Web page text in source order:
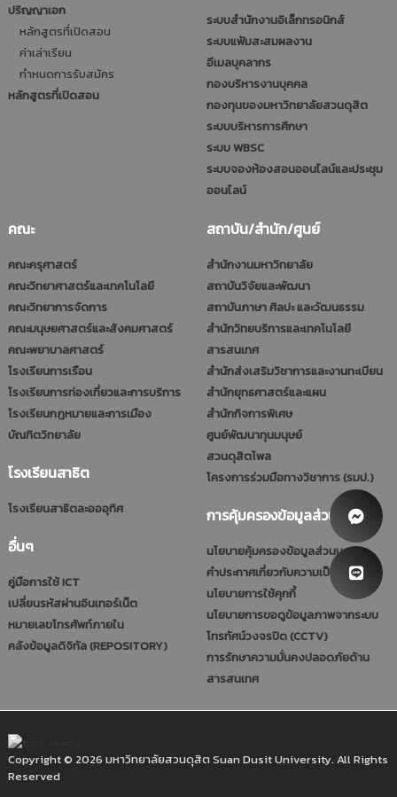
ปริญญาเอก
หลักสูตรที่เปิดสอน
ค่าเล่าเรียน
กำหนดการรับสมัคร
หลักสูตรที่เปิดสอน
ระบบสำนักงานอิเล็กทรอนิกส์
ระบบแฟ้มสะสมผลงาน
อีเมลบุคลากร
กองบริหารงานบุคคล
กองทุนของมหาวิทยาลัยสวนดุสิต
ระบบบริหารการศึกษา
ระบบ WBSC
ระบบจองห้องสอนออนไลน์และประชุม
ออนไลน์
คณะ
คณะครุศาสตร์
คณะวิทยาศาสตร์และเทคโนโลยี
คณะวิทยาการจัดการ
คณะมนุษยศาสตร์และสังคมศาสตร์
คณะพยาบาลศาสตร์
โรงเรียนการเรือน
โรงเรียนการท่องเที่ยวและการบริการ
โรงเรียนกฎหมายและการเมือง
บัณฑิตวิทยาลัย
โรงเรียนสาธิต
โรงเรียนสาธิตละอออุทิศ
อื่นๆ
คู่มือการใช้ ICT
เปลี่ยนรหัสผ่านอินเทอร์เน็ต
หมายเลขโทรศัพท์ภายใน
คลังข้อมูลดิจิทัล (REPOSITORY)
สถาบัน/สำนัก/ศูนย์
สำนักงานมหาวิทยาลัย
สถาบันวิจัยและพัฒนา
สถาบันภาษา ศิลปะ และวัฒนธรรม
สำนักวิทยบริการและเทคโนโลยี
สารสนเทศ
สำนักส่งเสริมวิชาการและงานทะเบียน
สำนักยุทธศาสตร์และแผน
สำนักกิจการพิเศษ
ศูนย์พัฒนาทุนมนุษย์
สวนดุสิตโพล
โครงการร่วมมือทางวิชาการ (รมป.)
การคุ้มครองข้อมูลส่วนบุคคล
นโยบายคุ้มครองข้อมูลส่วนบุคคล
คำประกาศเกี่ยวกับความเป็นส่วนตัว
นโยบายการใช้คุกกี้
นโยบายการขอดูข้อมูลภาพจากระบบ
โทรทัศน์วงจรปิด (CCTV)
การรักษาความมั่นคงปลอดภัยด้าน
สารสนเทศ
Copyright © 2026 มหาวิทยาลัยสวนดุสิต Suan Dusit University. All Rights
Reserved